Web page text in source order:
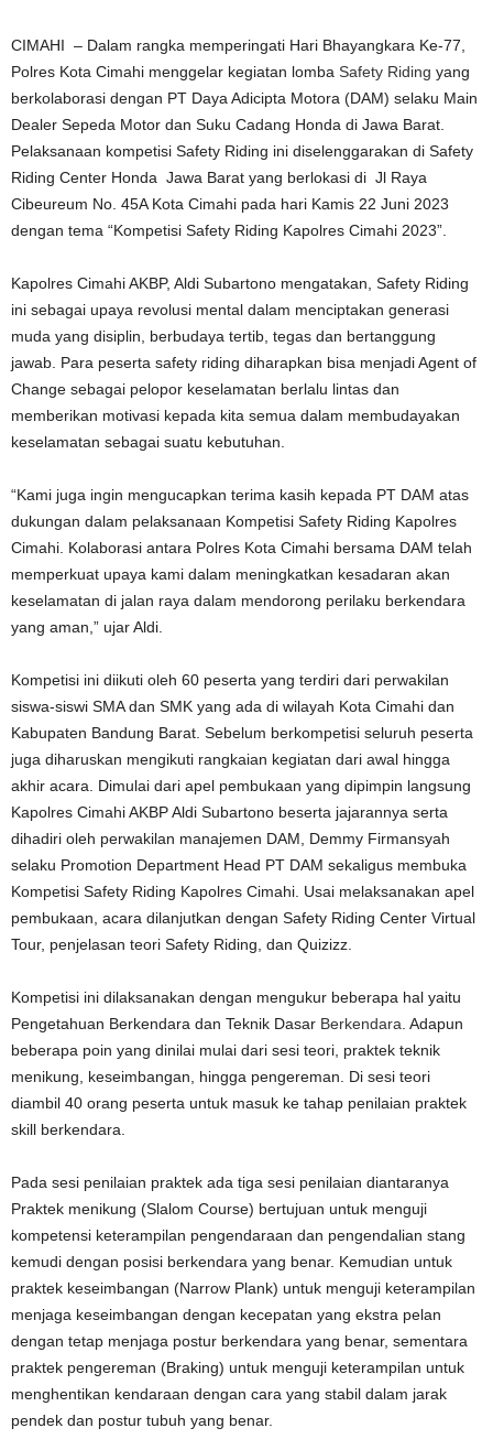
CIMAHI – Dalam rangka memperingati Hari Bhayangkara Ke-77,
Polres Kota Cimahi menggelar kegiatan lomba Safety Riding yang
berkolaborasi dengan PT Daya Adicipta Motora (DAM) selaku Main
Dealer Sepeda Motor dan Suku Cadang Honda di Jawa Barat.
Pelaksanaan kompetisi Safety Riding ini diselenggarakan di Safety
Riding Center Honda Jawa Barat yang berlokasi di Jl Raya
Cibeureum No. 45A Kota Cimahi pada hari Kamis 22 Juni 2023
dengan tema “Kompetisi Safety Riding Kapolres Cimahi 2023”.
Kapolres Cimahi AKBP, Aldi Subartono mengatakan, Safety Riding
ini sebagai upaya revolusi mental dalam menciptakan generasi
muda yang disiplin, berbudaya tertib, tegas dan bertanggung
jawab. Para peserta safety riding diharapkan bisa menjadi Agent of
Change sebagai pelopor keselamatan berlalu lintas dan
memberikan motivasi kepada kita semua dalam membudayakan
keselamatan sebagai suatu kebutuhan.
“Kami juga ingin mengucapkan terima kasih kepada PT DAM atas
dukungan dalam pelaksanaan Kompetisi Safety Riding Kapolres
Cimahi. Kolaborasi antara Polres Kota Cimahi bersama DAM telah
memperkuat upaya kami dalam meningkatkan kesadaran akan
keselamatan di jalan raya dalam mendorong perilaku berkendara
yang aman,” ujar Aldi.
Kompetisi ini diikuti oleh 60 peserta yang terdiri dari perwakilan
siswa-siswi SMA dan SMK yang ada di wilayah Kota Cimahi dan
Kabupaten Bandung Barat. Sebelum berkompetisi seluruh peserta
juga diharuskan mengikuti rangkaian kegiatan dari awal hingga
akhir acara. Dimulai dari apel pembukaan yang dipimpin langsung
Kapolres Cimahi AKBP Aldi Subartono beserta jajarannya serta
dihadiri oleh perwakilan manajemen DAM, Demmy Firmansyah
selaku Promotion Department Head PT DAM sekaligus membuka
Kompetisi Safety Riding Kapolres Cimahi. Usai melaksanakan apel
pembukaan, acara dilanjutkan dengan Safety Riding Center Virtual
Tour, penjelasan teori Safety Riding, dan Quizizz.
Kompetisi ini dilaksanakan dengan mengukur beberapa hal yaitu
Pengetahuan Berkendara dan Teknik Dasar Berkendara . Adapun
beberapa poin yang dinilai mulai dari sesi teori, praktek teknik
menikung, keseimbangan, hingga pengereman. Di sesi teori
diambil 40 orang peserta untuk masuk ke tahap penilaian praktek
skill berkendara.
Pada sesi penilaian praktek ada tiga sesi penilaian diantaranya
Praktek menikung (Slalom Course) bertujuan untuk menguji
kompetensi keterampilan pengendaraan dan pengendalian stang
kemudi dengan posisi berkendara yang benar. Kemudian untuk
praktek keseimbangan (Narrow Plank) untuk menguji keterampilan
menjaga keseimbangan dengan kecepatan yang ekstra pelan
dengan tetap menjaga postur berkendara yang benar, sementara
praktek pengereman (Braking) untuk menguji keterampilan untuk
menghentikan kendaraan dengan cara yang stabil dalam jarak
pendek dan postur tubuh yang benar.